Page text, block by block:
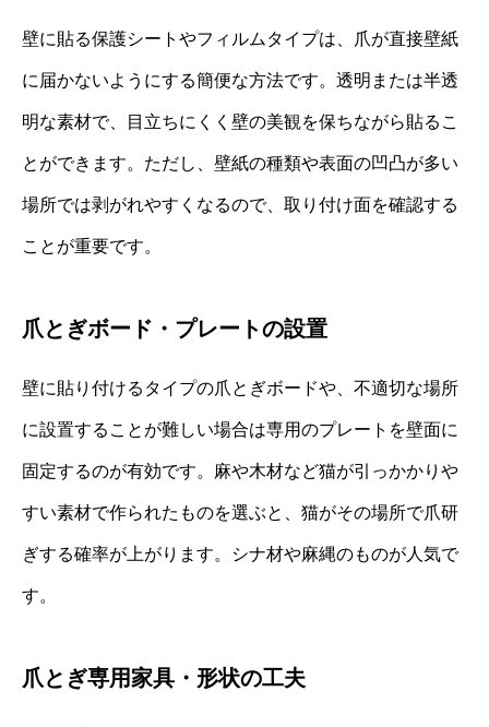
壁に貼る保護シートやフィルムタイプは、爪が直接壁紙
に届かないようにする簡便な方法です。透明または半透
明な素材で、目立ちにくく壁の美観を保ちながら貼るこ
とができます。ただし、壁紙の種類や表面の凹凸が多い
場所では剥がれやすくなるので、取り付け面を確認する
ことが重要です。
爪とぎボード・プレートの設置
壁に貼り付けるタイプの爪とぎボードや、不適切な場所
に設置することが難しい場合は専用のプレートを壁面に
固定するのが有効です。麻や木材など猫が引っかかりや
すい素材で作られたものを選ぶと、猫がその場所で爪研
ぎする確率が上がります。シナ材や麻縄のものが人気で
す。
爪とぎ専用家具・形状の工夫